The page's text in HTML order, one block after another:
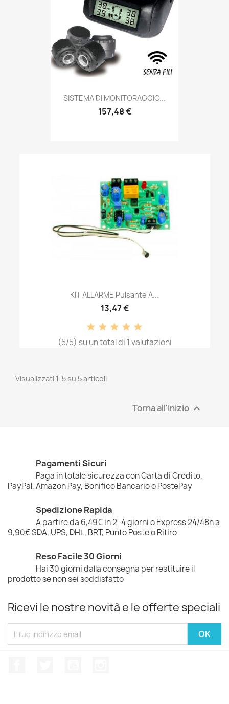
SISTEMA DI MONITORAGGIO...
157,48 €
KIT ALLARME Pulsante A...
13,47 €
(5/5) su un total di 1 valutazioni
Visualizzati 1-5 su 5 articoli
Torna all'inizio 
Pagamenti Sicuri
Paga in totale sicurezza con Carta di Credito,
PayPal, Amazon Pay, Bonifico Bancario o PostePay
Spedizione Rapida
A partire da 6,49€ in 2–4 giorni o Express 24/48h a
9,90€ SDA, UPS, DHL, BRT, Punto Poste o Ritiro
Reso Facile 30 Giorni
Hai 30 giorni dalla consegna per restituire il
prodotto se non sei soddisfatto
Ricevi le nostre novità e le offerte speciali